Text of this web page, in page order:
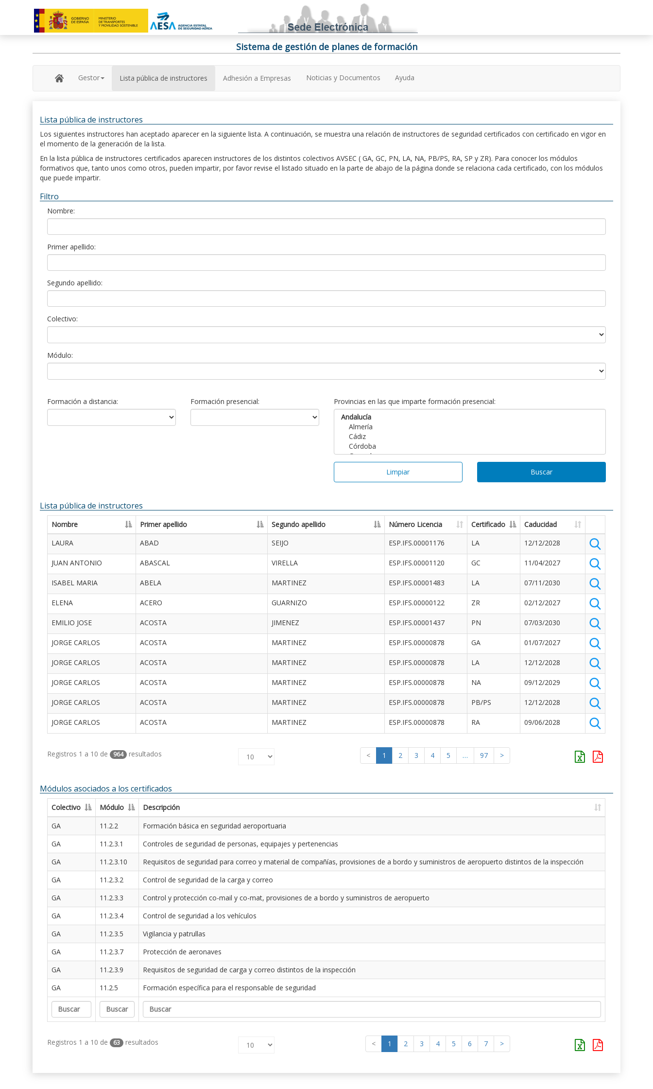
Sistema de gestión de planes de formación
Gestor Lista pública de instructores Adhesión a Empresas Noticias y Documentos Ayuda
Lista pública de instructores
Los siguientes instructores han aceptado aparecer en la siguiente lista. A continuación, se muestra una relación de instructores de seguridad certificados con certificado en vigor en
el momento de la generación de la lista.
En la lista pública de instructores certificados aparecen instructores de los distintos colectivos AVSEC ( GA, GC, PN, LA, NA, PB/PS, RA, SP y ZR). Para conocer los módulos
formativos que, tanto unos como otros, pueden impartir, por favor revise el listado situado en la parte de abajo de la página donde se relaciona cada certificado, con los módulos
que puede impartir.
Filtro
Nombre:
Primer apellido:
Segundo apellido:
Colectivo:
Módulo:
Formación a distancia: Formación presencial: Provincias en las que imparte formación presencial:
Limpiar Buscar
Lista pública de instructores
Nombre Primer apellido Segundo apellido Número Licencia Certificado
Caducidad
LAURA
ABAD SEIJO ESP.IFS.00001176 LA 12/12/2028
JUAN ANTONIO ABASCAL VIRELLA ESP.IFS.00001120 GC 11/04/2027
ISABEL MARIA ABELA MARTINEZ ESP.IFS.00001483 LA 07/11/2030
ELENA ACERO GUARNIZO ESP.IFS.00000122 ZR 02/12/2027
EMILIO JOSE ACOSTA JIMENEZ ESP.IFS.00001437 PN 07/03/2030
JORGE CARLOS ACOSTA MARTINEZ ESP.IFS.00000878 GA 01/07/2027
JORGE CARLOS ACOSTA MARTINEZ ESP.IFS.00000878 LA 12/12/2028
JORGE CARLOS ACOSTA MARTINEZ ESP.IFS.00000878 NA 09/12/2029
JORGE CARLOS ACOSTA MARTINEZ ESP.IFS.00000878 PB/PS 12/12/2028
JORGE CARLOS ACOSTA MARTINEZ ESP.IFS.00000878 RA 09/06/2028
Registros 1 a 10 de 964 resultados < 1 2 3 4 5 … 97 >
Módulos asociados a los certificados
Colectivo Módulo
Descripción
GA
11.2.2
Formación básica en seguridad aeroportuaria
GA
11.2.3.1
Controles de seguridad de personas, equipajes y pertenencias
GA
11.2.3.10
Requisitos de seguridad para correo y material de compañías, provisiones de a bordo y suministros de aeropuerto distintos de la inspección
GA
11.2.3.2
Control de seguridad de la carga y correo
GA
11.2.3.3
Control y protección co-mail y co-mat, provisiones de a bordo y suministros de aeropuerto
GA
11.2.3.4
Control de seguridad a los vehículos
GA
11.2.3.5
Vigilancia y patrullas
GA
11.2.3.7
Protección de aeronaves
GA
11.2.3.9
Requisitos de seguridad de carga y correo distintos de la inspección
GA
11.2.5 Formación específica para el responsable de seguridad
Registros 1 a 10 de 63 resultados < 1 2 3 4 5 6 7 >